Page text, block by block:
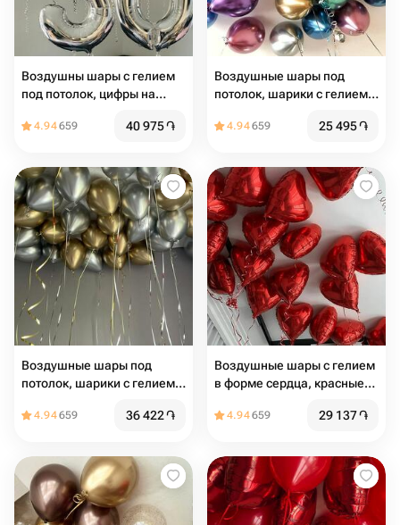
Воздушны шары с гелием
под потолок, цифры на
4.94659 40 975֏
Воздушные шары под
потолок, шарики с гелием
Pinterest хром 21 шт
4.94659 25 495֏
Воздушные шары под
потолок, шарики с гелием
Pinterest, 31 шт серебро и
4.94659 36 422֏
Воздушные шары с гелием
в форме сердца, красные
4.94659 29 137֏